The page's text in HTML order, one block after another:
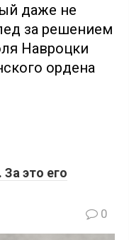
даже не
за решением
Навроцки
ордена
это его
0